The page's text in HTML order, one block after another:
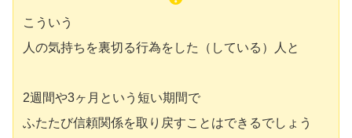
こういう
人の気持ちを裏切る行為をした（している）人と
2週間や3ヶ月という短い期間で
ふたたび信頼関係を取り戻すことはできるでしょう